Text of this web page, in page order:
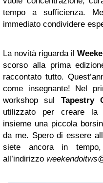
tempo a sufficienza.
immediato condividere
La novità riguarda il
scorso alla prima
raccontato tutto.
come insegnante! Nel
workshop sul Tapestry
utilizzato per creare la
insieme una piccola
da me. Spero di essere
siete ancora in
all’indirizzo